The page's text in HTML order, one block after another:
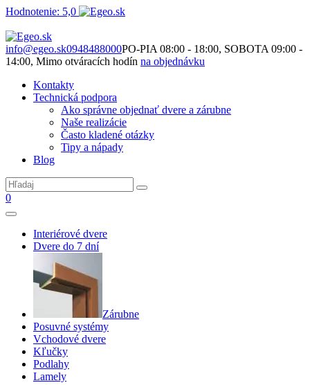
Hodnotenie: 5,0
info@egeo.sk0948488000PO-PIA 08:00 - 18:00, SOBOTA 09:00 -
14:00, Mimo otváracích hodín na objednávku
Kontakty
Technická podpora
Ako správne objednať dvere a zárubne
Naše realizácie
Často kladené otázky
Tipy a nápady
Blog
0
Interiérové dvere
Dvere do 7 dní
Zárubne
Posuvné systémy
Vchodové dvere
Kľučky
Podlahy
Lamely